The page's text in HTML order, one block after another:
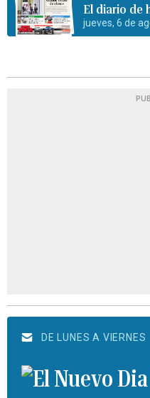
El diario de
jueves, 6 de
DE LUNES A VIERNES